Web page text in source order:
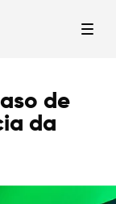
de
da